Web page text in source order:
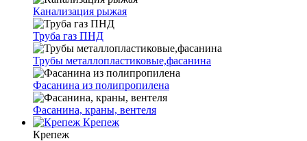
Канализация рыжая
Труба газ ПНД
Трубы металлопластиковые,фасанина
Фасанина из полипропилена
Фасанина, краны, вентеля
Крепеж
Крепеж